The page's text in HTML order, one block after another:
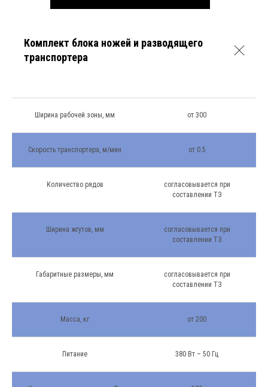
Продольная кондитерская резка Robocut-D -
это автоматический комплекс для
продольного реза непрерывного пласта
пралиновых масс, гематогенных,
Комплект блока ножей и разводящего
транспортера
Ширина рабочей зоны, мм от 300
Скорость транспортера, м/мин от 0.5
Количество рядов
согласовывается при
составлении ТЗ
Ширина жгутов, мм
согласовывается при
составлении ТЗ
Габаритные размеры, мм
согласовывается при
составлении ТЗ
Масса, кг от 200
Питание 380 Вт – 50 Гц